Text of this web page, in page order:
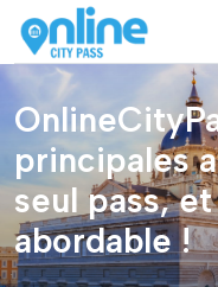
principales
seul pass,
abordable !